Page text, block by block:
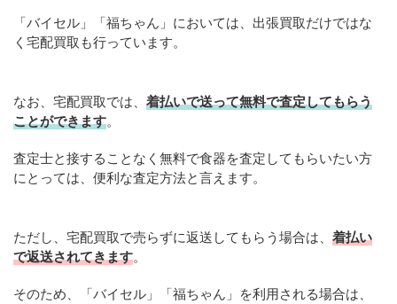
「バイセル」「福ちゃん」においては、出張買取だけではな
く宅配買取も行っています。
なお、宅配買取では、 着払いで送って無料で査定してもらう
ことができます。
査定士と接することなく無料で食器を査定してもらいたい方
にとっては、便利な査定方法と言えます。
ただし、宅配買取で売らずに返送してもらう場合は、 着払い
で返送されてきます。
そのため、「バイセル」「福ちゃん」を利用される場合は、